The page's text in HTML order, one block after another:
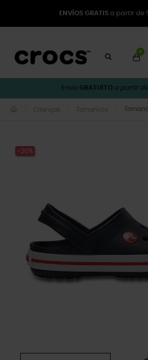
ENVÍOS GRATIS a partir de
0
Envio GRATUITO a partir
Crianças Tamancos
-20%